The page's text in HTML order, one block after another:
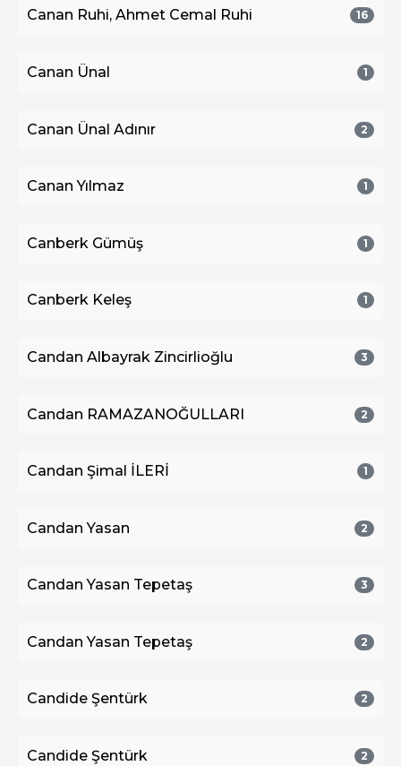
Canan Ruhi, Ahmet Cemal Ruhi 16
Canan Ünal 1
Canan Ünal Adınır 2
Canan Yılmaz 1
Canberk Gümüş 1
Canberk Keleş 1
Candan Albayrak Zincirlioğlu 3
Candan RAMAZANOĞULLARI 2
Candan Şimal İLERİ 1
Candan Yasan 2
Candan Yasan Tepetaş 3
Candan Yasan Tepetaş 2
Candide Şentürk 2
Candide Şentürk 2